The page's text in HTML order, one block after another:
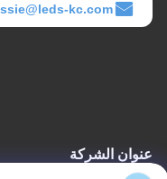
kc.com
عنوان الشركة